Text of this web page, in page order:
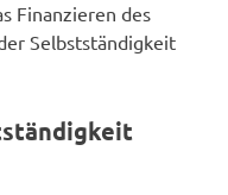
Finanzieren des
Selbstständigkeit